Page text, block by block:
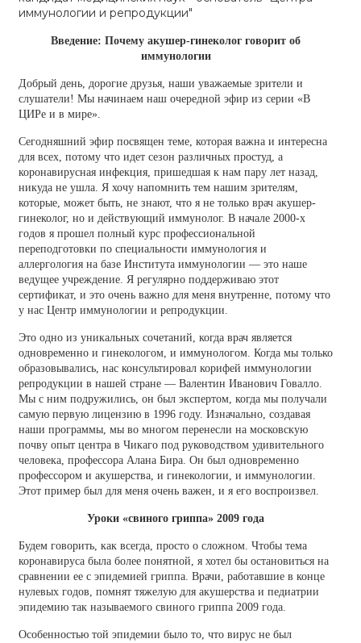
иммунологии и репродукции"
Введение: Почему акушер-гинеколог говорит об
иммунологии
Добрый день, дорогие друзья, наши уважаемые зрители и
слушатели! Мы начинаем наш очередной эфир из серии «В
ЦИРе и в мире».
Сегодняшний эфир посвящен теме, которая важна и интересна
для всех, потому что идет сезон различных простуд, а
коронавирусная инфекция, пришедшая к нам пару лет назад,
никуда не ушла. Я хочу напомнить тем нашим зрителям,
которые, может быть, не знают, что я не только врач акушер-
гинеколог, но и действующий иммунолог. В начале 2000-х
годов я прошел полный курс профессиональной
переподготовки по специальности иммунология и
аллергология на базе Института иммунологии — это наше
ведущее учреждение. Я регулярно поддерживаю этот
сертификат, и это очень важно для меня внутренне, потому что
у нас Центр иммунологии и репродукции.
Это одно из уникальных сочетаний, когда врач является
одновременно и гинекологом, и иммунологом. Когда мы только
образовывались, нас консультировал корифей иммунологии
репродукции в нашей стране — Валентин Иванович Говалло.
Мы с ним подружились, он был экспертом, когда мы получали
самую первую лицензию в 1996 году. Изначально, создавая
наши программы, мы во многом перенесли на московскую
почву опыт центра в Чикаго под руководством удивительного
человека, профессора Алана Бира. Он был одновременно
профессором и акушерства, и гинекологии, и иммунологии.
Этот пример был для меня очень важен, и я его воспроизвел.
Уроки «свиного гриппа» 2009 года
Будем говорить, как всегда, просто о сложном. Чтобы тема
коронавируса была более понятной, я хотел бы остановиться на
сравнении ее с эпидемией гриппа. Врачи, работавшие в конце
нулевых годов, помнят тяжелую для акушерства и педиатрии
эпидемию так называемого свиного гриппа 2009 года.
Особенностью той эпидемии было то, что вирус не был